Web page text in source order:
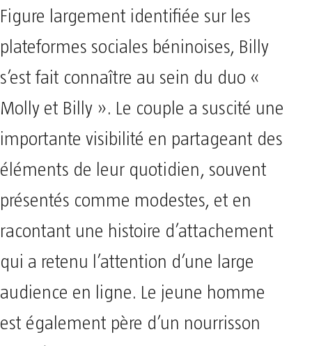
Figure largement identifiée sur les
plateformes sociales béninoises, Billy
s’est fait connaître au sein du duo «
Molly et Billy ». Le couple a suscité une
importante visibilité en partageant des
éléments de leur quotidien, souvent
présentés comme modestes, et en
racontant une histoire d’attachement
qui a retenu l’attention d’une large
audience en ligne. Le jeune homme
est également père d’un nourrisson